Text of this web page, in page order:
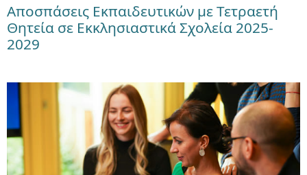
Αποσπάσεις Εκπαιδευτικών με Τετραετή
Θητεία σε Εκκλησιαστικά Σχολεία 2025-
2029